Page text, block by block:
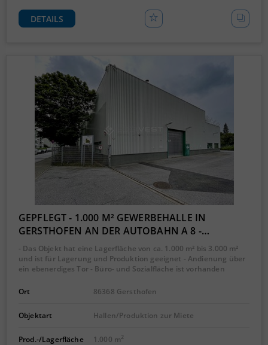
DETAILS
GEPFLEGT - 1.000 M² GEWERBEHALLE IN
GERSTHOFEN AN DER AUTOBAHN A 8 -…
- Das Objekt hat eine Lagerfläche von ca. 1.000 m² bis 3.000 m²
und ist für Lagerung und Produktion geeignet - Andienung über
ein ebenerdiges Tor - Büro- und Sozialfläche ist vorhanden
Ort 86368 Gersthofen
Objektart Hallen/Produktion zur Miete
Prod.-/Lagerfläche 1.000 m2